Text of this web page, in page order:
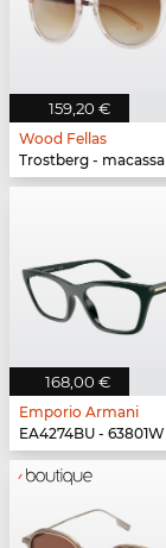
159,20 €
Wood Fellas
Trostberg - macassar/
168,00 €
Emporio Armani
EA4274BU - 63801W